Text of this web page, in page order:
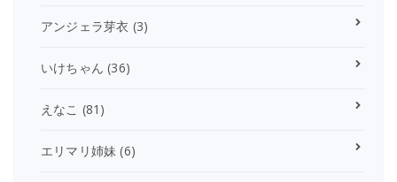
アンジェラ芽衣 (3)
いけちゃん (36)
えなこ (81)
エリマリ姉妹 (6)